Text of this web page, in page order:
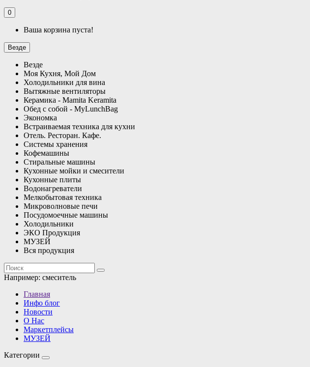
0
Ваша корзина пуста!
Везде
Везде
Моя Кухня, Мой Дом
Холодильники для вина
Вытяжные вентиляторы
Керамика - Mamita Keramita
Обед с собой - MyLunchBag
Экономка
Встраиваемая техника для кухни
Отель. Ресторан. Кафе.
Системы хранения
Кофемашины
Стиральные машины
Кухонные мойки и смесители
Кухонные плиты
Водонагреватели
Мелкобытовая техника
Микроволновые печи
Посудомоечные машины
Холодильники
ЭКО Продукция
МУЗЕЙ
Вся продукция
Например: смеситель
Главная
Инфо блог
Новости
О Нас
Маркетплейсы
МУЗЕЙ
Категории